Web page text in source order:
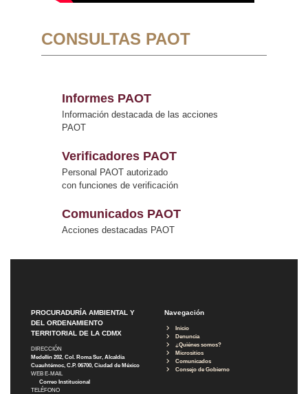
CONSULTAS PAOT
Informes PAOT
Información destacada de las acciones
PAOT
Verificadores PAOT
Personal PAOT autorizado
con funciones de verificación
Comunicados PAOT
Acciones destacadas PAOT
PROCURADURÍA AMBIENTAL Y
DEL ORDENAMIENTO
TERRITORIAL DE LA CDMX
DIRECCIÓN
Medellín 202, Col. Roma Sur, Alcaldía
Cuauhtémoc, C.P. 06700, Ciudad de México
WEB E-MAIL
Correo Institucional
TELÉFONO
Navegación
Inicio
Denuncia
¿Quiénes somos?
Micrositios
Comunicados
Consejo de Gobierno